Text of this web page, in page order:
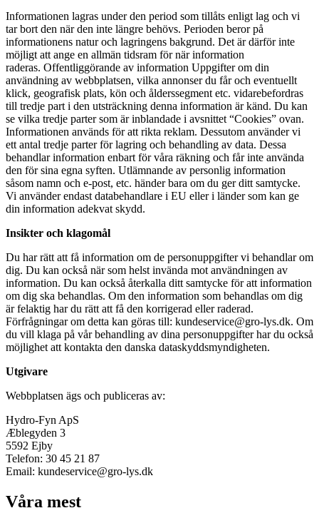
Informationen lagras under den period som tillåts enligt lag och vi
tar bort den när den inte längre behövs. Perioden beror på
informationens natur och lagringens bakgrund. Det är därför inte
möjligt att ange en allmän tidsram för när information
raderas. Offentliggörande av information Uppgifter om din
användning av webbplatsen, vilka annonser du får och eventuellt
klick, geografisk plats, kön och ålderssegment etc. vidarebefordras
till tredje part i den utsträckning denna information är känd. Du kan
se vilka tredje parter som är inblandade i avsnittet “Cookies” ovan.
Informationen används för att rikta reklam. Dessutom använder vi
ett antal tredje parter för lagring och behandling av data. Dessa
behandlar information enbart för våra räkning och får inte använda
den för sina egna syften. Utlämnande av personlig information
såsom namn och e-post, etc. händer bara om du ger ditt samtycke.
Vi använder endast databehandlare i EU eller i länder som kan ge
din information adekvat skydd.
Insikter och klagomål
Du har rätt att få information om de personuppgifter vi behandlar om
dig. Du kan också när som helst invända mot användningen av
information. Du kan också återkalla ditt samtycke för att information
om dig ska behandlas. Om den information som behandlas om dig
är felaktig har du rätt att få den korrigerad eller raderad.
Förfrågningar om detta kan göras till: kundeservice@gro-lys.dk. Om
du vill klaga på vår behandling av dina personuppgifter har du också
möjlighet att kontakta den danska dataskyddsmyndigheten.
Utgivare
Webbplatsen ägs och publiceras av:
Hydro-Fyn ApS
Æblegyden 3
5592 Ejby
Telefon: 30 45 21 87
Email: kundeservice@gro-lys.dk
Våra mest